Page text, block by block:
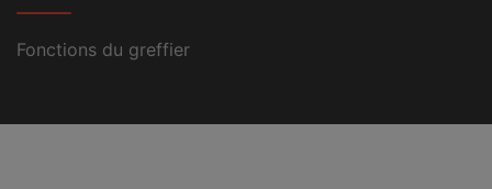
Fonctions du greffier